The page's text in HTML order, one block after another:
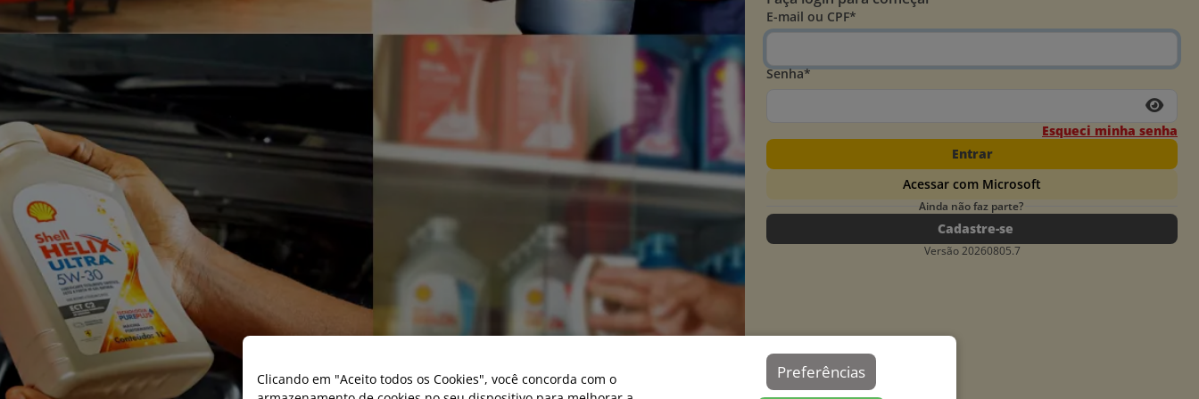
Clicando em "Aceito todos os Cookies", você concorda com o
Preferências
E-mail ou CPF*
Senha*
Esqueci minha senha
Entrar
Acessar com Microsoft
Ainda não faz parte?
Cadastre-se
Versão 20260805.7